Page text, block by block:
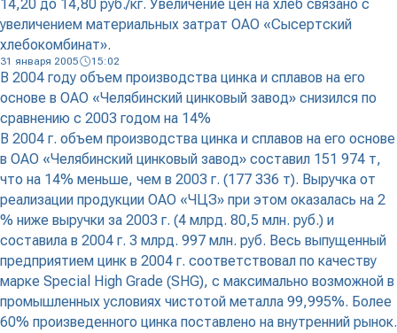
14,20 до 14,80 руб./кг. Увеличение цен на хлеб связано с
увеличением материальных затрат ОАО «Сысертский
хлебокомбинат».
31 января 2005 15:02
В 2004 году объем производства цинка и сплавов на его
основе в ОАО «Челябинский цинковый завод» снизился по
сравнению с 2003 годом на 14%
В 2004 г. объем производства цинка и сплавов на его основе
в ОАО «Челябинский цинковый завод» составил 151 974 т,
что на 14% меньше, чем в 2003 г. (177 336 т). Выручка от
реализации продукции ОАО «ЧЦЗ» при этом оказалась на 2
% ниже выручки за 2003 г. (4 млрд. 80,5 млн. руб.) и
составила в 2004 г. 3 млрд. 997 млн. руб. Весь выпущенный
предприятием цинк в 2004 г. соответствовал по качеству
марке Special High Grade (SHG), с максимально возможной в
промышленных условиях чистотой металла 99,995%. Более
60% произведенного цинка поставлено на внутренний рынок.